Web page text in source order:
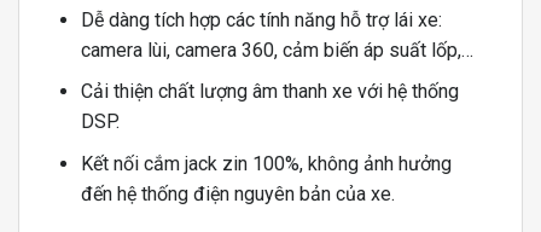
Dễ dàng tích hợp các tính năng hỗ trợ lái xe:
camera lùi, camera 360, cảm biến áp suất lốp,…
Cải thiện chất lượng âm thanh xe với hệ thống
DSP.
Kết nối cắm jack zin 100%, không ảnh hưởng
đến hệ thống điện nguyên bản của xe.